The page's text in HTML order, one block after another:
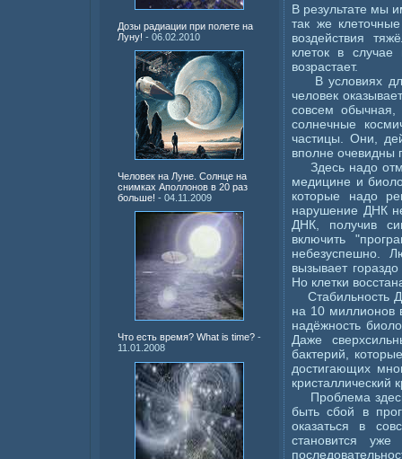
Дозы радиации при полете на
Луну! - 06.02.2010
Человек на Луне. Солнце на
снимках Аполлонов в 20 раз
больше! - 04.11.2009
Что есть время? What is time? -
11.01.2008
В результате мы
так же
воздействия
клеток в случае
возрастает.
В условиях
человек
совсем обычная,
солнечные
частицы. Они,
вполне очевидны
Здесь надо
медицине и
которые надо
нарушение ДНК
ДНК, получив
включить
небезуспешно.
вызывает
Но клетки
Стабильность
на 10 миллионов
надёжность
Даже
бактерий,
достигающих
кристаллический
Проблема
быть сбой в
оказаться в
становится